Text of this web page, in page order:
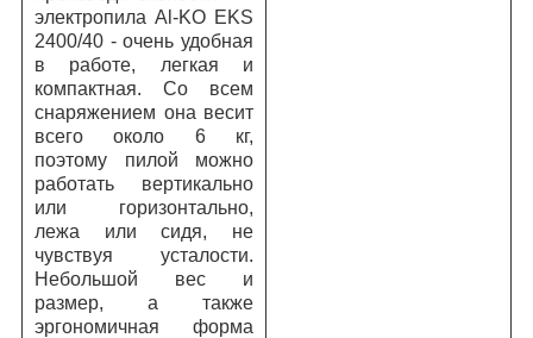
электропила Al-KO EKS
2400/40 - очень удобная
в работе, легкая и
компактная. Со всем
снаряжением она весит
всего около 6 кг,
поэтому пилой можно
работать вертикально
или горизонтально,
лежа или сидя, не
чувствуя усталости.
Небольшой вес и
размер, а также
эргономичная форма